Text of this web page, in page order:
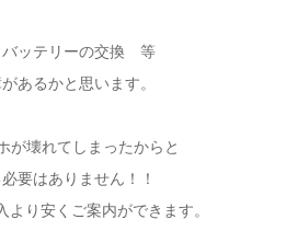
バッテリーの交換 等
あるかと思います。
が壊れてしまったからと
要はありません！！
より安くご案内ができます。